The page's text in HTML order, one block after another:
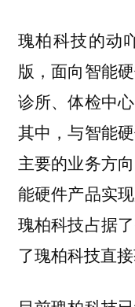
瑰柏科技的动
版，面向智能
诊所、体检中
其中，与智能
主要的业务方
能硬件产品实
瑰柏科技占据
了瑰柏科技直